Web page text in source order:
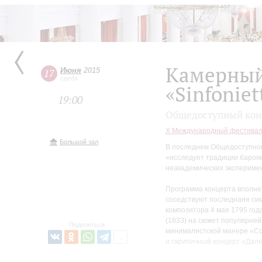
17 Июня 2015
среда
19:00
Большой зал
Поделиться:
X Международный
В последнем
«исследует традиции
неакадемических
Программа концерта
соседствуют последнаяя
композитора 4 мая 1795
(1833) на сюжет
минималистской манере
и скрипичный концерт